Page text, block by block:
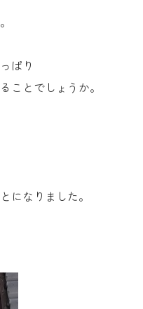
ぱり
ことでしょうか。
になりました。